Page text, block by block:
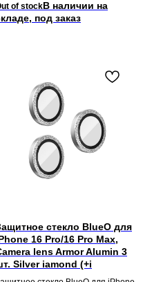
of stock
стекло BlueO для
16 Pro/16 Pro Max,
lens Armor Alumin 3
Silver iamond (+i